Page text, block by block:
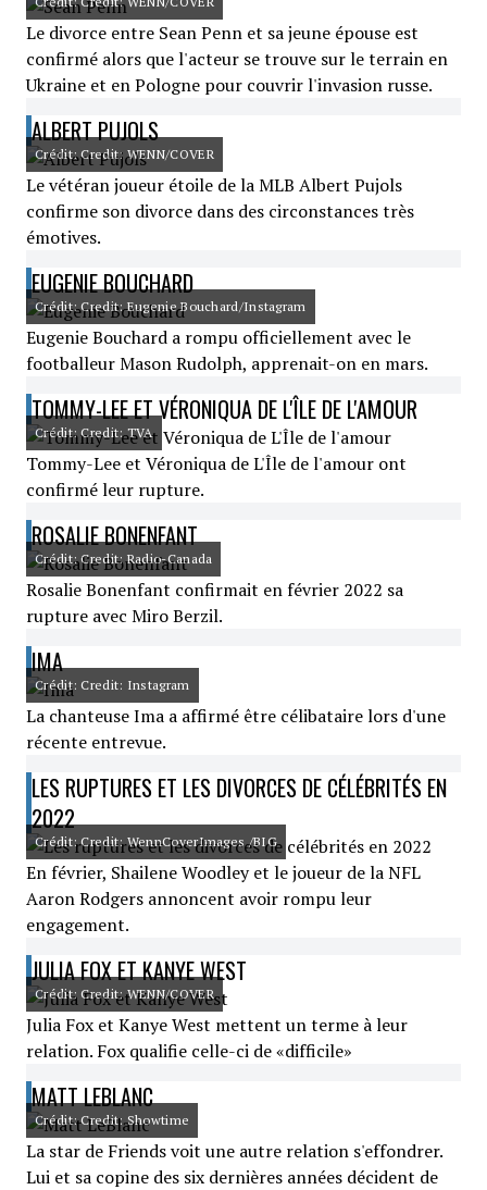
Le divorce entre Sean Penn et sa jeune épouse est
confirmé alors que l'acteur se trouve sur le terrain en
Ukraine et en Pologne pour couvrir l'invasion russe.
ALBERT PUJOLS
Crédit: Credit: WENN/COVER
Le vétéran joueur étoile de la MLB Albert Pujols
confirme son divorce dans des circonstances très
émotives.
EUGENIE BOUCHARD
Crédit: Credit: Eugenie Bouchard/Instagram
Eugenie Bouchard a rompu officiellement avec le
footballeur Mason Rudolph, apprenait-on en mars.
TOMMY-LEE ET VÉRONIQUA DE L'ÎLE DE L'AMOUR
Crédit: Credit: TVA
Tommy-Lee et Véroniqua de L'Île de l'amour ont
confirmé leur rupture.
ROSALIE BONENFANT
Crédit: Credit: Radio-Canada
Rosalie Bonenfant confirmait en février 2022 sa
rupture avec Miro Berzil.
IMA
Crédit: Credit: Instagram
La chanteuse Ima a affirmé être célibataire lors d'une
récente entrevue.
LES RUPTURES ET LES DIVORCES DE CÉLÉBRITÉS EN
2022
Crédit: Credit: WennCoverImages /BIG
En février, Shailene Woodley et le joueur de la NFL
Aaron Rodgers annoncent avoir rompu leur
engagement.
JULIA FOX ET KANYE WEST
Crédit: Credit: WENN/COVER
Julia Fox et Kanye West mettent un terme à leur
relation. Fox qualifie celle-ci de «difficile»
MATT LEBLANC
Crédit: Credit: Showtime
La star de Friends voit une autre relation s'effondrer.
Lui et sa copine des six dernières années décident de